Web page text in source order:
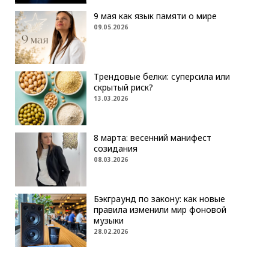
9 мая как язык памяти о мире
09.05.2026
Трендовые белки: суперсила или
скрытый риск?
13.03.2026
8 марта: весенний манифест
созидания
08.03.2026
Бэкграунд по закону: как новые
правила изменили мир фоновой
музыки
28.02.2026